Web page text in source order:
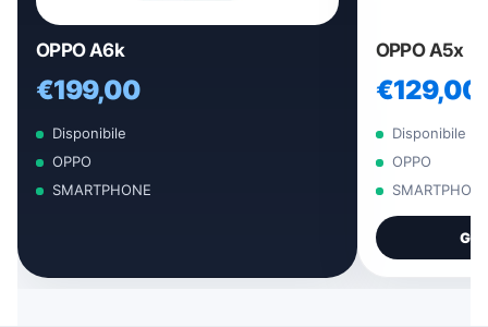
OPPO A6k
€199,00
Disponibile
OPPO
SMARTPHONE
OPPO A5x
€129,00
Disponibile
OPPO